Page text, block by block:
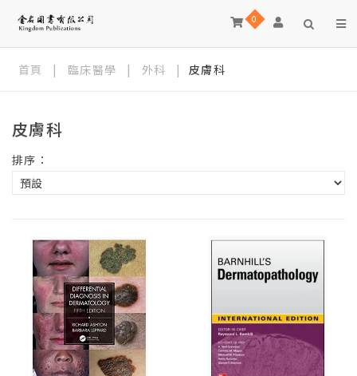
0
首頁 | 臨床醫學 | 外科 | 皮膚科
皮膚科
排序：